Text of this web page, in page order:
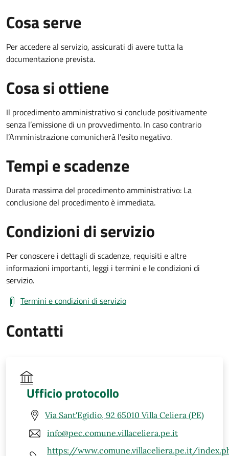
Cosa serve
Per accedere al servizio, assicurati di avere tutta la
documentazione prevista.
Cosa si ottiene
Il procedimento amministrativo si conclude positivamente
senza l’emissione di un provvedimento. In caso contrario
l’Amministrazione comunicherà l’esito negativo.
Tempi e scadenze
Durata massima del procedimento amministrativo: La
conclusione del procedimento è immediata.
Condizioni di servizio
Per conoscere i dettagli di scadenze, requisiti e altre
informazioni importanti, leggi i termini e le condizioni di
servizio.
Termini e condizioni di servizio
Contatti
Ufficio protocollo
Via Sant'Egidio, 92 65010 Villa Celiera (PE)
info@pec.comune.villaceliera.pe.it
https://www.comune.villaceliera.pe.it/